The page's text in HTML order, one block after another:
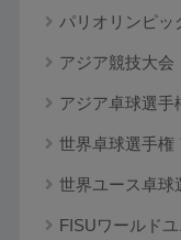
パリオリンピッ
アジア競技大会
アジア卓球選手
世界卓球選手権
世界ユース卓球
FISUワールド